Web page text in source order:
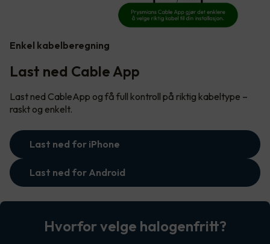
Enkel kabelberegning
Last ned Cable App
Last ned CableApp og få full kontroll på riktig kabeltype –
raskt og enkelt.
Last ned for iPhone
Last ned for Android
Hvorfor velge halogenfritt?